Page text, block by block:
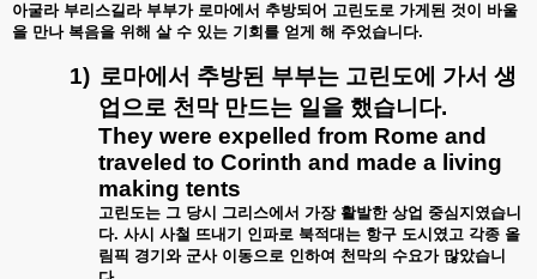
아굴라 부리스길라 부부가 로마에서 추방되어 고린도로 가게된 것이
바울
을 만나 복음을 위해 살 수 있는 기회를 얻게 해 주었습니다.
1) 로마에서 추방된 부부는 고린도에 가서 생
업으로 천막 만드는 일을 했습니다.
They were expelled from Rome and
traveled to Corinth and made a living
making tents
고린도는 그 당시 그리스에서 가장 활발한 상업 중심지였습니
다. 사시 사철 뜨내기 인파로 북적대는 항구 도시였고 각종 올
림픽 경기와 군사 이동으로 인하여 천막의 수요가 많았습니